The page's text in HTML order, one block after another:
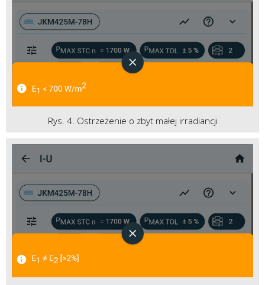
Rys. 4. Ostrzeżenie o zbyt małej irradiancji